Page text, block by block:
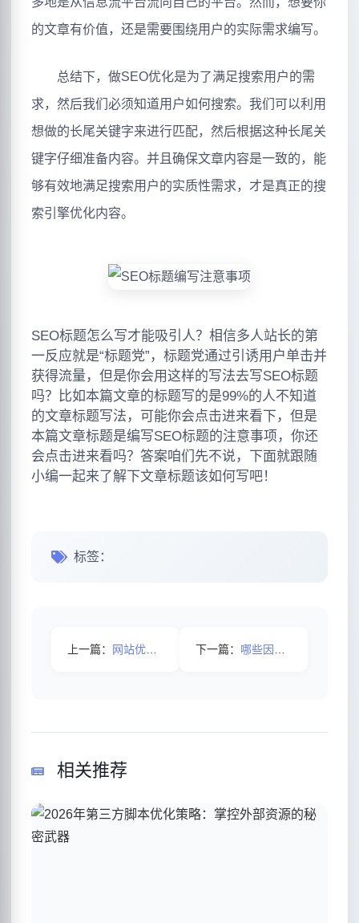
的文章有价值，还是需要围绕用户的实际需求编写。
总结下，做SEO优化是为了满足搜索用户的需
求，然后我们必须知道用户如何搜索。我们可以利用
想做的长尾关键字来进行匹配，然后根据这种长尾关
键字仔细准备内容。并且确保文章内容是一致的，能
够有效地满足搜索用户的实质性需求，才是真正的搜
索引擎优化内容。
SEO标题怎么写才能吸引人？相信多人站长的第
一反应就是“标题党”，标题党通过引诱用户单击并
获得流量，但是你会用这样的写法去写SEO标题
吗？比如本篇文章的标题写的是99%的人不知道
的文章标题写法，可能你会点击进来看下，但是
本篇文章标题是编写SEO标题的注意事项，你还
会点击进来看吗？答案咱们先不说，下面就跟随
小编一起来了解下文章标题该如何写吧！
标签：
上一篇： 网站优化中内部链接的重要性是什么？ 下一篇： 哪些因素影响着网站百度的权重
相关推荐